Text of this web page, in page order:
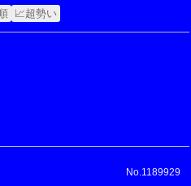
📈超勢い
No.1189929